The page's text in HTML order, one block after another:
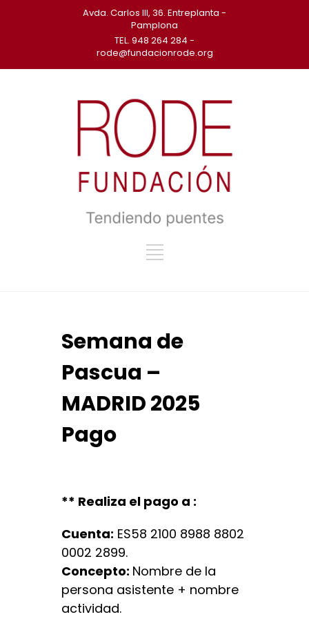
Avda. Carlos III, 36. Entreplanta -
Pamplona
TEL. 948 264 284 -
rode@fundacionrode.org
Semana de
Pascua –
MADRID 2025
Pago
** Realiza el pago a :
Cuenta: ES58 2100 8988 8802
0002 2899.
Concepto: Nombre de la
persona asistente + nombre
actividad.